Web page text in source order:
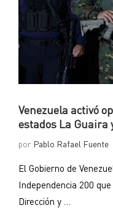
Venezuela activó
estados La Guaira
por Pablo Rafael Fuente
El Gobierno de
Independencia 200
Dirección y …